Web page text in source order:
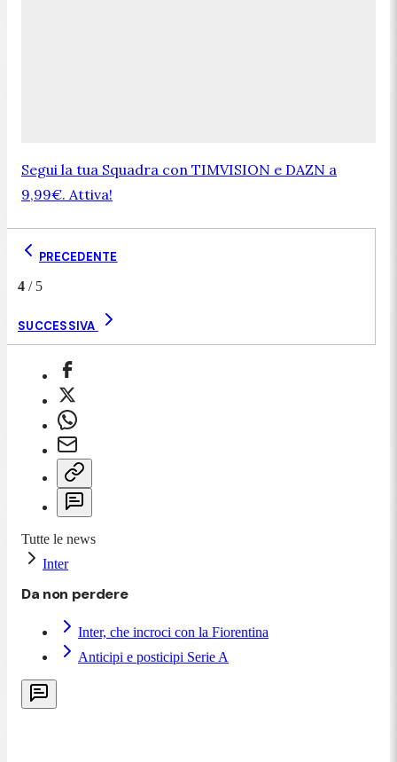
Segui la tua Squadra con TIMVISION e DAZN a
9,99€. Attiva!
PRECEDENTE
4 / 5
SUCCESSIVA
Tutte le news
Inter
Da non perdere
Inter, che incroci con la Fiorentina
Anticipi e posticipi Serie A